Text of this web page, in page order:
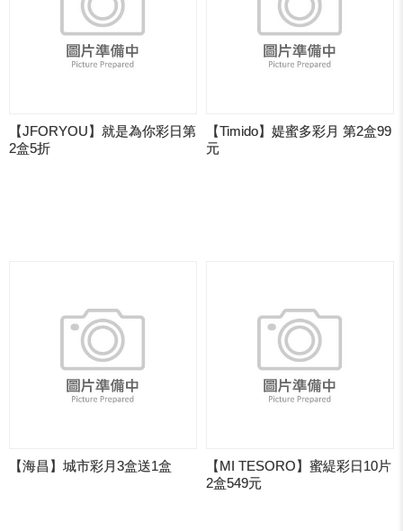
【JFORYOU】就是為你彩日第
2盒5折
【Timido】媞蜜多彩月 第2盒99
元
【海昌】城市彩月3盒送1盒
【MI TESORO】蜜緹彩日10片
2盒549元